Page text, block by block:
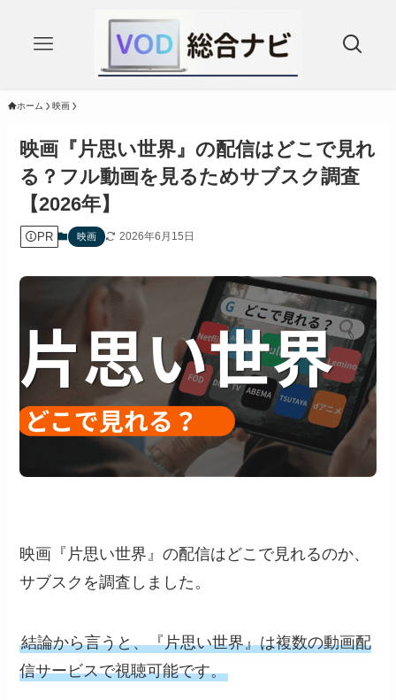
ホーム 映画
映画『片思い世界』の配信はどこで見れ
る？フル動画を見るためサブスク調査
【2026年】
PR 映画 2026年6月15日
映画『片思い世界』の配信はどこで見れるのか、
サブスクを調査しました。
結論から言うと、『片思い世界』は複数の動画配
信サービスで視聴可能です。